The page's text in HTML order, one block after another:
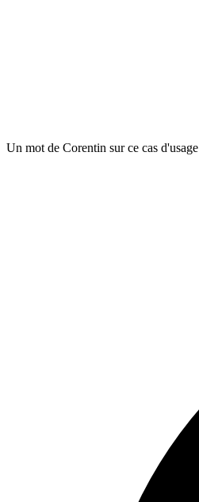
Un mot de Corentin sur ce cas d'usage